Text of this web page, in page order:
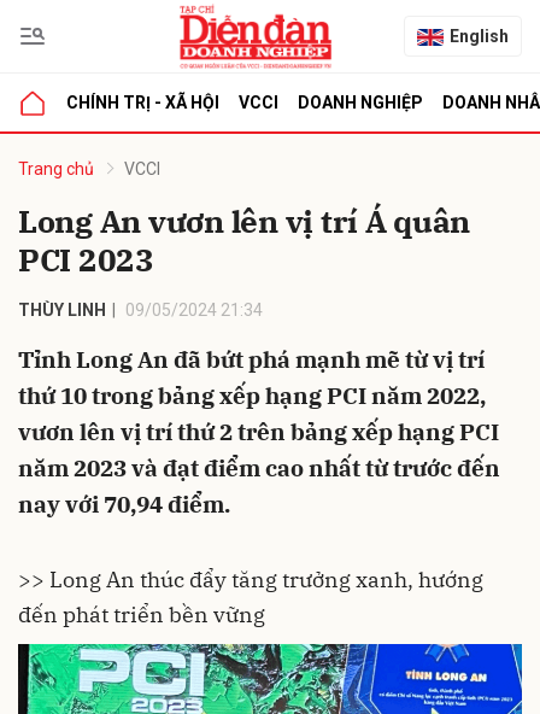
English
CHÍNH TRỊ - XÃ HỘI VCCI DOANH NGHIỆP DOANH
Trang chủ VCCI
Long An vươn lên vị trí Á quân
PCI 2023
THÙY LINH 09/05/2024 21:34
Tỉnh Long An đã bứt phá mạnh mẽ từ vị trí
thứ 10 trong bảng xếp hạng PCI năm 2022,
vươn lên vị trí thứ 2 trên bảng xếp hạng PCI
năm 2023 và đạt điểm cao nhất từ trước đến
nay với 70,94 điểm.
>> Long An thúc đẩy tăng trưởng xanh, hướng
đến phát triển bền vững
luận
Hủy